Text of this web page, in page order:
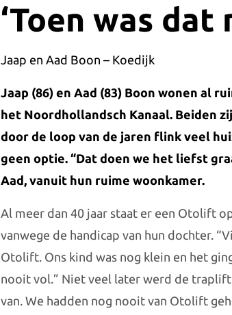
‘Toen was dat
Jaap en Aad Boon – Koedijk
Jaap (86) en Aad (83) Boon wonen al
het Noordhollandsch Kanaal. Beiden
door de loop van de jaren flink veel
geen optie. “Dat doen we het liefst
Aad, vanuit hun ruime woonkamer.
Al meer dan 40 jaar staat er een Otolift
vanwege de handicap van hun dochter.
Otolift. Ons kind was nog klein en het
nooit vol.” Niet veel later werd de
van. We hadden nog nooit van Otolift